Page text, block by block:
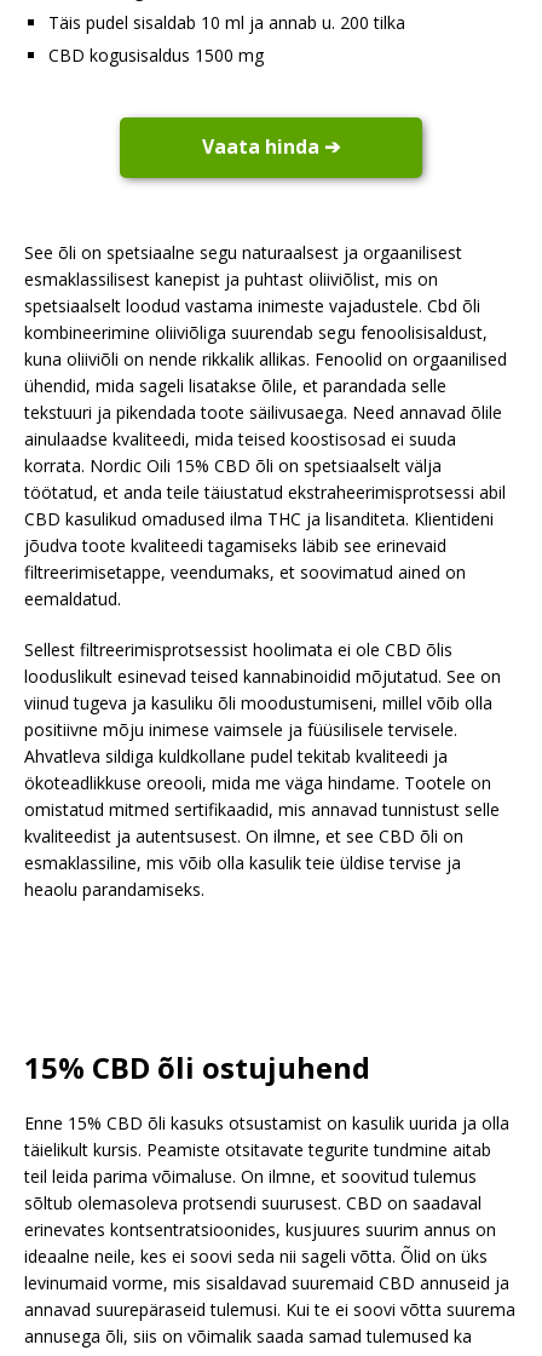
Täis pudel sisaldab 10 ml ja annab u. 200 tilka
CBD kogusisaldus 1500 mg
Vaata hinda ➔
See õli on spetsiaalne segu naturaalsest ja orgaanilisest
esmaklassilisest kanepist ja puhtast oliiviõlist, mis on
spetsiaalselt loodud vastama inimeste vajadustele. Cbd õli
kombineerimine oliiviõliga suurendab segu fenoolisisaldust,
kuna oliiviõli on nende rikkalik allikas. Fenoolid on orgaanilised
ühendid, mida sageli lisatakse õlile, et parandada selle
tekstuuri ja pikendada toote säilivusaega. Need annavad õlile
ainulaadse kvaliteedi, mida teised koostisosad ei suuda
korrata. Nordic Oili 15% CBD õli on spetsiaalselt välja
töötatud, et anda teile täiustatud ekstraheerimisprotsessi abil
CBD kasulikud omadused ilma THC ja lisanditeta. Klientideni
jõudva toote kvaliteedi tagamiseks läbib see erinevaid
filtreerimisetappe, veendumaks, et soovimatud ained on
eemaldatud.
Sellest filtreerimisprotsessist hoolimata ei ole CBD õlis
looduslikult esinevad teised kannabinoidid mõjutatud. See on
viinud tugeva ja kasuliku õli moodustumiseni, millel võib olla
positiivne mõju inimese vaimsele ja füüsilisele tervisele.
Ahvatleva sildiga kuldkollane pudel tekitab kvaliteedi ja
ökoteadlikkuse oreooli, mida me väga hindame. Tootele on
omistatud mitmed sertifikaadid, mis annavad tunnistust selle
kvaliteedist ja autentsusest. On ilmne, et see CBD õli on
esmaklassiline, mis võib olla kasulik teie üldise tervise ja
heaolu parandamiseks.
15% CBD õli ostujuhend
Enne 15% CBD õli kasuks otsustamist on kasulik uurida ja olla
täielikult kursis. Peamiste otsitavate tegurite tundmine aitab
teil leida parima võimaluse. On ilmne, et soovitud tulemus
sõltub olemasoleva protsendi suurusest. CBD on saadaval
erinevates kontsentratsioonides, kusjuures suurim annus on
ideaalne neile, kes ei soovi seda nii sageli võtta. Õlid on üks
levinumaid vorme, mis sisaldavad suuremaid CBD annuseid ja
annavad suurepäraseid tulemusi. Kui te ei soovi võtta suurema
annusega õli, siis on võimalik saada samad tulemused ka